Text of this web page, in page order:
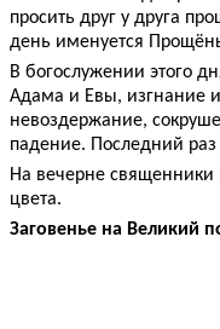
просить друг у друга
день именуется
В богослужении этого
Адама и Евы, изгнание
невоздержание,
падение. Последний раз
На вечерне священники
цвета.
Заговенье на Великий